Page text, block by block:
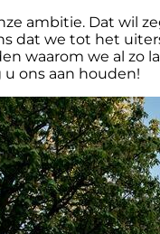
ambitie. Dat wil
dat we tot het
waarom we al zo
u ons aan houden!